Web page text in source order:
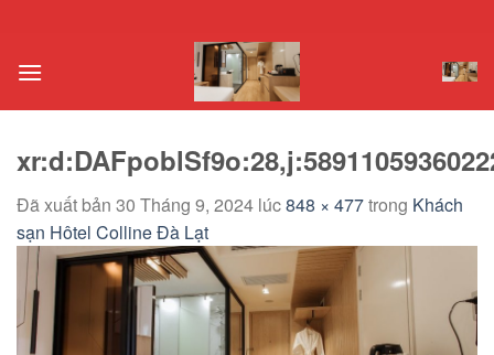
nội
Đã xuất bản 30 Tháng 9, 2024 lúc848 × 477trong Khách
sạn Hôtel Colline Đà Lạt